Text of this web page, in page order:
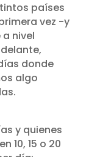
países
vez -y
nivel
donde
algo
y quienes
10, 15 o 20